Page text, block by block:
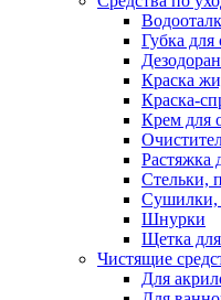
Губка для
Краска
Краска-
Крем для
Растяжка
Стельки,
Сушилки,
Шнурки
Щетка
Чистящие
Для